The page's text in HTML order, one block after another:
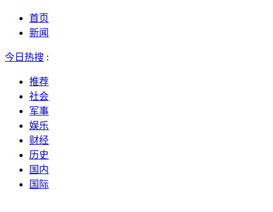
首页
新闻
今日热搜 :
推荐
社会
军事
娱乐
财经
历史
国内
国际